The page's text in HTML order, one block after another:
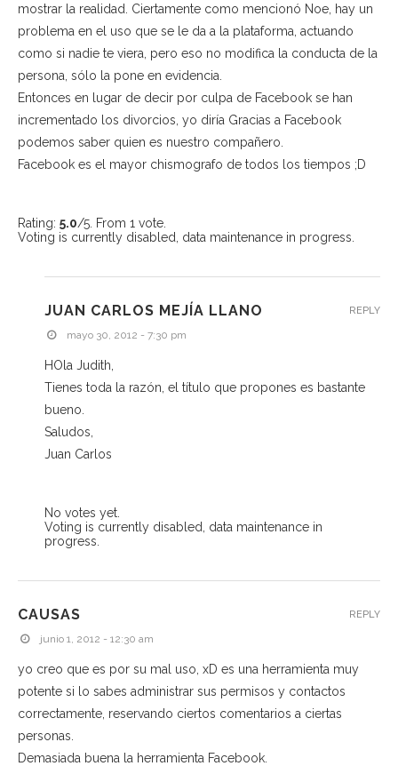
mostrar la realidad. Ciertamente como mencionó Noe, hay un
problema en el uso que se le da a la plataforma, actuando
como si nadie te viera, pero eso no modifica la conducta de la
persona, sólo la pone en evidencia.
Entonces en lugar de decir por culpa de Facebook se han
incrementado los divorcios, yo diría Gracias a Facebook
podemos saber quien es nuestro compañero.
Facebook es el mayor chismografo de todos los tiempos ;D
Rating: 5.0/5. From 1 vote.
Voting is currently disabled, data maintenance in progress.
JUAN CARLOS MEJÍA LLANO
mayo 30, 2012 - 7:30 pm
HOla Judith,
Tienes toda la razón, el título que propones es bastante
bueno.
Saludos,
Juan Carlos
No votes yet.
Voting is currently disabled, data maintenance in
progress.
REPLY
CAUSAS
junio 1, 2012 - 12:30 am
yo creo que es por su mal uso, xD es una herramienta muy
potente si lo sabes administrar sus permisos y contactos
correctamente, reservando ciertos comentarios a ciertas
personas.
Demasiada buena la herramienta Facebook.
REPLY